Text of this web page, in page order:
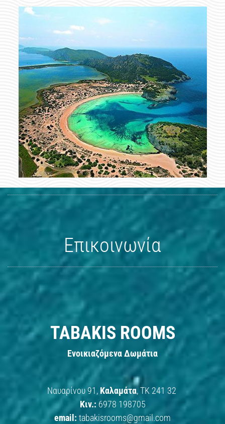
Επικοινωνία
TABAKIS ROOMS
Ενοικιαζόμενα Δωμάτια
Ναυαρίνου 91, Καλαμάτα, ΤΚ 241 32
Κιν.: 6978 198705
email: tabakisrooms@gmail.com